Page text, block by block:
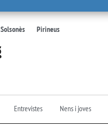
Solsonès Pirineus
Entrevistes Nens i joves